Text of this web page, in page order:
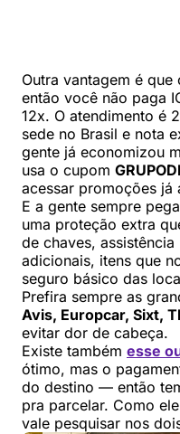
Outra vantagem é
então você não paga
12x. O atendimento é
sede no Brasil e nota
gente já economizou
usa o cupom
acessar promoções já
E a gente sempre
uma proteção extra
de chaves,
adicionais, itens que
seguro básico das
Prefira sempre as
Avis, Europcar, Sixt,
evitar dor de cabeça.
Existe também esse
ótimo, mas o
do destino — então
pra parcelar. Como
vale pesquisar nos